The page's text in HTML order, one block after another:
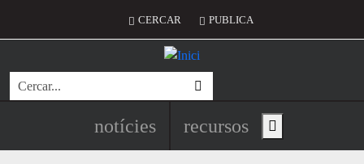
Menú del compte d'usuari
CERCAR PUBLICA
Cerca
Navegació principal de
notícies recursos Show main menu